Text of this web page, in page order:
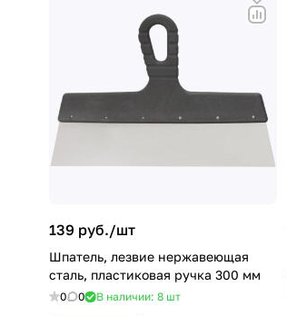
139 руб./шт
Шпатель, лезвие нержавеющая
сталь, пластиковая ручка 300 мм
0 0 В наличии: 8 шт